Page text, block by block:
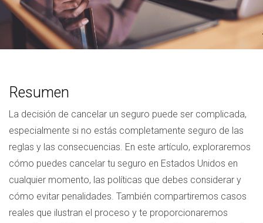
Resumen
La decisión de cancelar un seguro puede ser complicada,
especialmente si no estás completamente seguro de las
reglas y las consecuencias. En este artículo, exploraremos
cómo puedes cancelar tu seguro en Estados Unidos en
cualquier momento, las políticas que debes considerar y
cómo evitar penalidades. También compartiremos casos
reales que ilustran el proceso y te proporcionaremos